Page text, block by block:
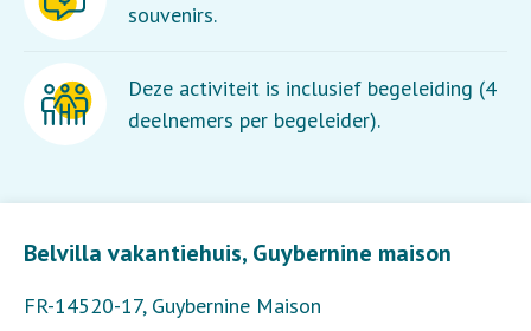
Belvilla vakantiehuis, Guybernine maison
FR-14520-17, Guybernine Maison
souvenirs.
Deze activiteit is inclusief begeleiding (4
deelnemers per begeleider).